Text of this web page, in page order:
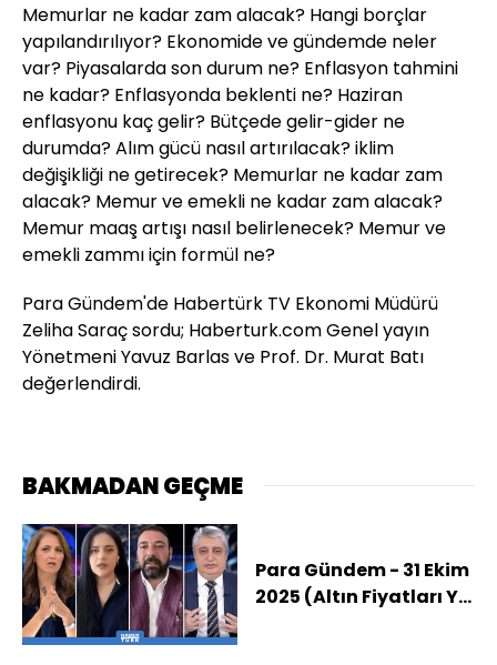
Memurlar ne kadar zam alacak? Hangi borçlar
yapılandırılıyor? Ekonomide ve gündemde neler
var? Piyasalarda son durum ne? Enflasyon tahmini
ne kadar? Enflasyonda beklenti ne? Haziran
enflasyonu kaç gelir? Bütçede gelir-gider ne
durumda? Alım gücü nasıl artırılacak? iklim
değişikliği ne getirecek? Memurlar ne kadar zam
alacak? Memur ve emekli ne kadar zam alacak?
Memur maaş artışı nasıl belirlenecek? Memur ve
emekli zammı için formül ne?
Para Gündem'de Habertürk TV Ekonomi Müdürü
Zeliha Saraç sordu; Haberturk.com Genel yayın
Yönetmeni Yavuz Barlas ve Prof. Dr. Murat Batı
değerlendirdi.
BAKMADAN GEÇME
Para Gündem - 31 Ekim
2025 (Altın Fiyatları Yıl